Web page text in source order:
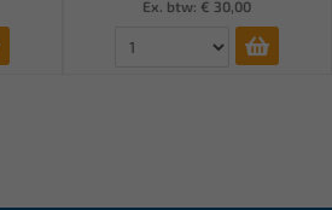
Ex. btw: € 30,00